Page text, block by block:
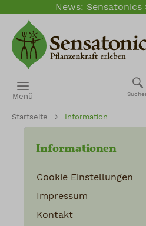
Zum Hauptinhalt springen
News: Sensatonics
Menü
Startseite Information
Informationen
Cookie Einstellungen
Impressum
Kontakt